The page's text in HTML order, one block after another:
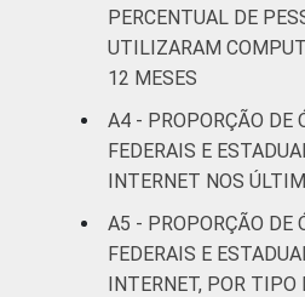
PERCENTUAL DE
UTILIZARAM
12 MESES
A4 - PROPORÇÃO DE
FEDERAIS E
INTERNET NOS
A5 - PROPORÇÃO DE
FEDERAIS E
INTERNET, POR TIPO